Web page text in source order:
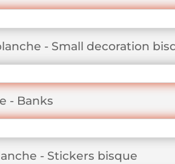
- Small decoration
- Banks
- Stickers bisque